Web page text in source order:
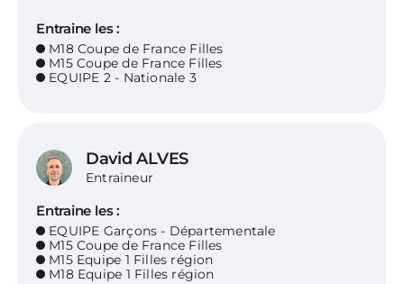
Entraine les :
M18 Coupe de France Filles
M15 Coupe de France Filles
EQUIPE 2 - Nationale 3
David ALVES
Entraineur
Entraine les :
EQUIPE Garçons - Départementale
M15 Coupe de France Filles
M15 Equipe 1 Filles région
M18 Equipe 1 Filles région